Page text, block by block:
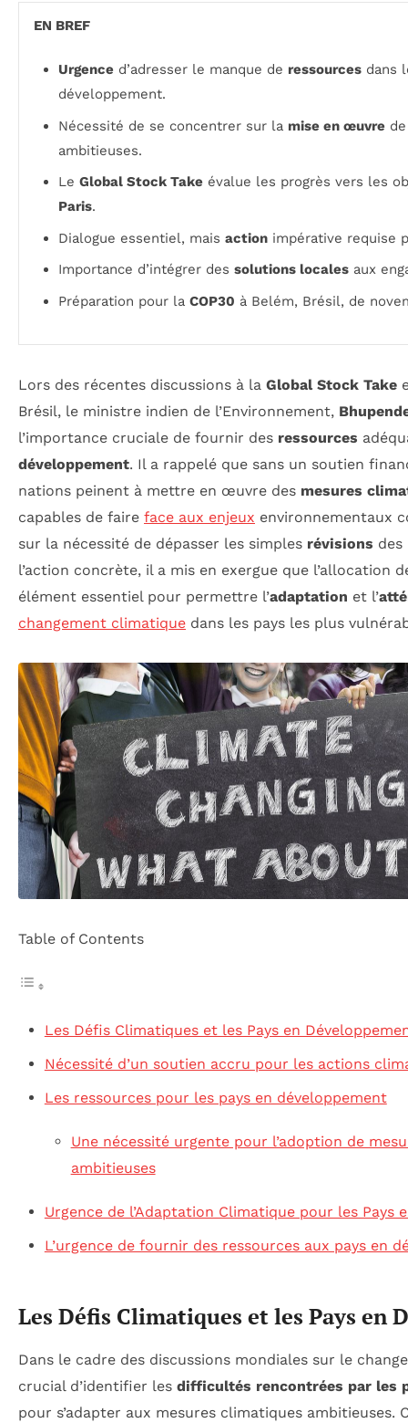
EN BREF
Urgence d’adresser le manque de ressources dans
développement.
Nécessité de se concentrer sur la mise en œuvre
ambitieuses.
Le Global Stock Take évalue les progrès vers les
Paris.
Dialogue essentiel, mais action impérative requise
Importance d’intégrer des solutions locales aux
Préparation pour la COP30 à Belém, Brésil, de
Lors des récentes discussions à la Global Stock Take
Brésil, le ministre indien de l’Environnement,
l’importance cruciale de fournir des ressources
développement. Il a rappelé que sans un soutien
nations peinent à mettre en œuvre des mesures
capables de faire face aux enjeux environnementaux
sur la nécessité de dépasser les simples révisions des
l’action concrète, il a mis en exergue que l’allocation
élément essentiel pour permettre l’adaptation et l’
changement climatique dans les pays les plus
Table of Contents
Les Défis Climatiques et les Pays en
Nécessité d’un soutien accru pour les actions
Les ressources pour les pays en développement
Une nécessité urgente pour l’adoption de
ambitieuses
Urgence de l’Adaptation Climatique pour les Pays
L’urgence de fournir des ressources aux pays en
Les Défis Climatiques et les Pays en
Dans le cadre des discussions mondiales sur le
crucial d’identifier les difficultés rencontrées par les
pour s’adapter aux mesures climatiques ambitieuses.